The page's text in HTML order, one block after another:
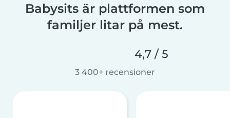
Babysits är plattformen som
familjer litar på mest.
4,7 / 5
3 400+ recensioner